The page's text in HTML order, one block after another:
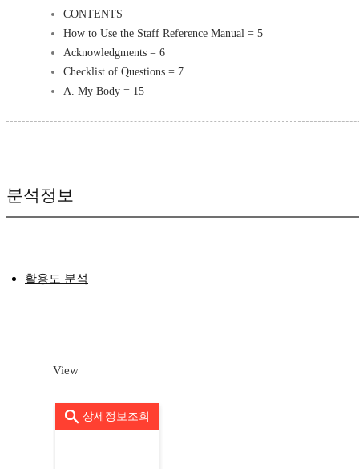
CONTENTS
How to Use the Staff Reference Manual = 5
Acknowledgments = 6
Checklist of Questions = 7
A. My Body = 15
분석정보
활용도 분석
View
상세정보조회